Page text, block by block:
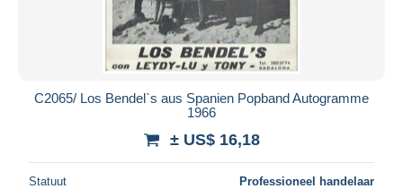
C2065/ Los Bendel`s aus Spanien Popband Autogramme
1966
± US$ 16,18
Statuut Professioneel handelaar